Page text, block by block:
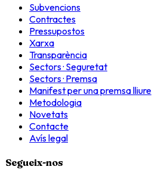
Subvencions
Contractes
Pressupostos
Xarxa
Transparència
Sectors · Seguretat
Sectors · Premsa
Manifest per una premsa lliure
Metodologia
Novetats
Contacte
Avís legal
Segueix-nos